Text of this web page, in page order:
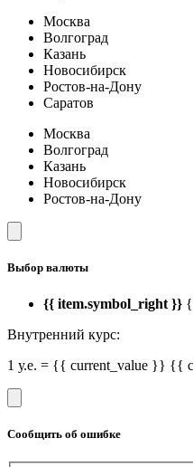
Москва
Волгоград
Казань
Новосибирск
Ростов-на-Дону
Саратов
Москва
Волгоград
Казань
Новосибирск
Ростов-на-Дону
Выбор валюты
{{ item.symbol_right }}
Внутренний курс:
1 у.е. = {{ current_value }} {{
Сообщить об ошибке